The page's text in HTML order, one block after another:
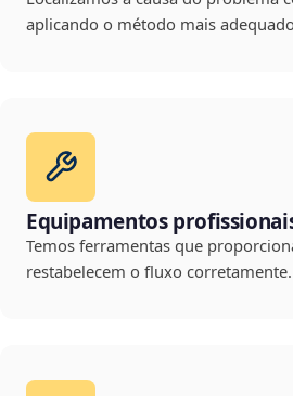
aplicando o método mais
Equipamentos
Temos ferramentas que
restabelecem o fluxo corretamente.